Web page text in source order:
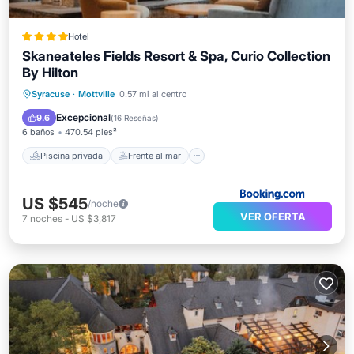
Hotel
Skaneateles Fields Resort & Spa, Curio Collection
By Hilton
Syracuse · Mottville 0.57 mi al centro
9.6 Excepcional(16 Reseñas)
6 baños 470.54 pies²
Piscina privada Frente al mar
Piscina privada
Frente al mar
Bañera de hidromasaje
US $545/noche
7 noches - US $3,817 VER OFERTA